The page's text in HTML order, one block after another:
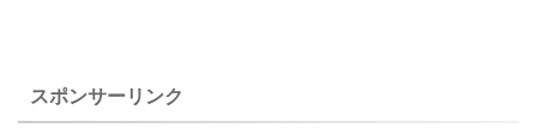
ました。 ...
スポンサーリンク